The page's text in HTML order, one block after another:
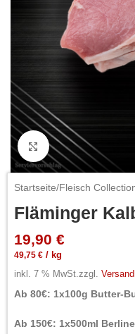
Click to enlarge
Startseite/Fleisch
Fläminger
19,90 €
49,75 € / kg
inkl. 7 % MwSt.zzgl.
Ab 80€: 1x100g Butter-
Ab 150€: 1x500ml